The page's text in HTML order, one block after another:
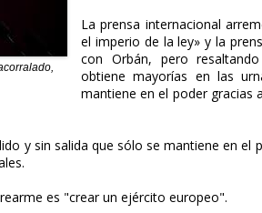
La prensa internacional
el imperio de la ley» y la
con Orbán, pero
obtiene mayorías en las
mantiene en el poder gracias
y sin salida que sólo se mantiene en el
es "crear un ejército europeo".